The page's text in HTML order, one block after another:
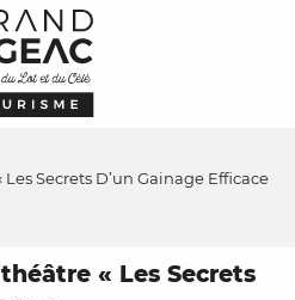
Secrets D’un Gainage Efficace
« Les Secrets